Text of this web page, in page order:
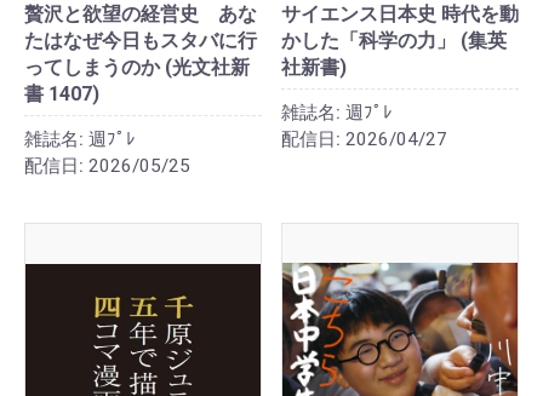
贅沢と欲望の経営史 あな
たはなぜ今日もスタバに行
ってしまうのか (光文社新
書 1407)
雑誌名: 週ﾌﾟﾚ
配信日: 2026/05/25
サイエンス日本史 時代を動
かした「科学の力」 (集英
社新書)
雑誌名: 週ﾌﾟﾚ
配信日: 2026/04/27